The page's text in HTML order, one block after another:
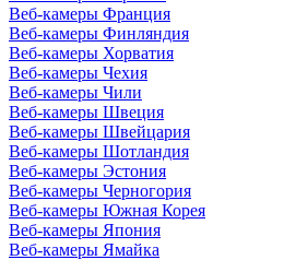
Веб-камеры Франция
Веб-камеры Финляндия
Веб-камеры Хорватия
Веб-камеры Чехия
Веб-камеры Чили
Веб-камеры Швеция
Веб-камеры Швейцария
Веб-камеры Шотландия
Веб-камеры Эстония
Веб-камеры Черногория
Веб-камеры Южная Корея
Веб-камеры Япония
Веб-камеры Ямайка